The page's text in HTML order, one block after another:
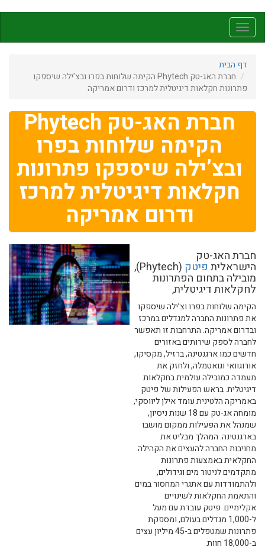
לתוכן
העיקריToggle
navigation
דף הבית
חברת האג-טק Phytech הקימה שלוחות בפרו ובצ’ילה שיספקו
פתרונות חקלאות דיגיטלית למרכז ודרום אמריקה
חברת האג-טק Phytech
הקימה שלוחות בפרו
ובצ’ילה שיספקו פתרונות
חקלאות דיגיטלית למרכז
ודרום אמריקה
חברת האג-טק
הישראלית פיטק (Phytech),
מובילה בתחום הפתרונות
לחקלאות דיגיטלית,
הקימה שלוחות בפרו וצ’ילה שיספקו
את פתרונות החברה למגדלים במרכז
ובדרום אמריקה. התרחבות זו תאפשר
לחברה לספק שירותים באזורים
חדשים כמו ארגנטינה, ברזיל, מקסיקו,
אורוגוואי וגואטמלה, ולחזק את
מעמדה כמובילה עולמית בחקלאות
דיגיטלית. בראש הפעילות של פיטק
באמריקה הלטינית עומד אילן ליווסקי,
מומחה אג-טק עם 18 שנות ניסיון,
שמנהל את הפעילות ממקום מושבו
בארגנטינה. המהלך מבליט את
מחויבות החברה להעצים את הקהילה
החקלאית באמצעות פתרונות
מתקדמים לניטור מים וגידולים,
ולהתמודדות עם אתגרי המחסור במים
והתאמת החקלאות לשינויים
אקלימיים. פיטק עובדת עם מעל
ל-1,000 מגדלים בעולם, ומספקת
פתרונות שמטפלים ב-45 מיליון עצים
ב-18,000 חוות.